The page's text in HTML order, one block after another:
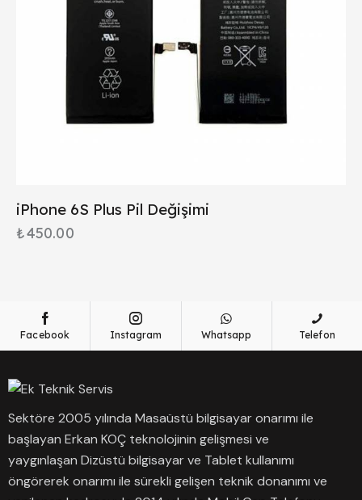
iPhone 6S Plus Pil Değişimi
₺450.00
Facebook Instagram Whatsapp Telefon
Sektöre 2005 yılında Masaüstü bilgisayar onarımı ile
başlayan Erkan KOÇ teknolojinin gelişmesi ve
yaygınlaşan Dizüstü bilgisayar ve Tablet kullanımı
öngörerek onarımı ile sürekli gelişen teknik donanımı ve